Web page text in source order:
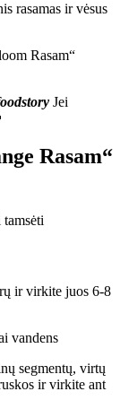
rasamas ir vėsus
Rasam“
Jei
Rasam“
ir virkite juos 6-8
vandens
segmentų, virtų
ir virkite ant